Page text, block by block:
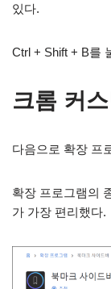
있다.
Ctrl + Shift + B를
크롬 커
다음으로 확장 프
확장 프로그램의
가 가장 편리했다.